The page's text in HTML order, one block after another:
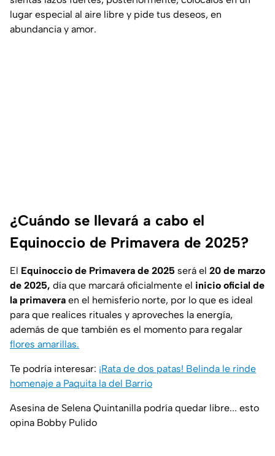
lugar especial al aire libre y pide tus deseos, en
abundancia y amor.
¿Cuándo se llevará a cabo el
Equinoccio de Primavera de 2025?
El Equinoccio de Primavera de 2025 será el 20 de marzo
de 2025, día que marcará oficialmente el inicio oficial de
la primavera en el hemisferio norte, por lo que es ideal
para que realices rituales y aproveches la energía,
además de que también es el momento para regalar
flores amarillas.
Te podría interesar: ¡Rata de dos patas! Belinda le rinde
homenaje a Paquita la del Barrio
Asesina de Selena Quintanilla podría quedar libre... esto
opina Bobby Pulido